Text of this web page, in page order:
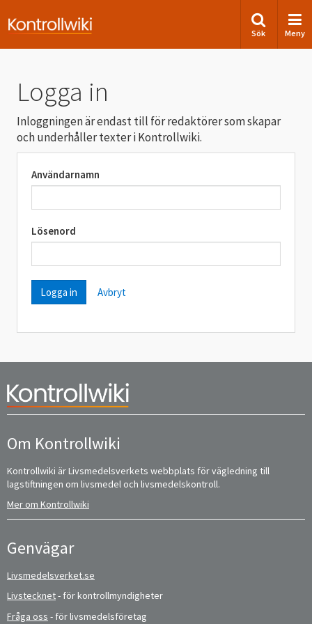
Sök Meny
Logga in
Inloggningen är endast till för redaktörer som skapar
och underhåller texter i Kontrollwiki.
Användarnamn
Lösenord
Avbryt
Om Kontrollwiki
Kontrollwiki är Livsmedelsverkets webbplats för vägledning till
lagstiftningen om livsmedel och livsmedelskontroll.
Mer om Kontrollwiki
Genvägar
Livsmedelsverket.se
Livstecknet- för kontrollmyndigheter
Fråga oss - för livsmedelsföretag